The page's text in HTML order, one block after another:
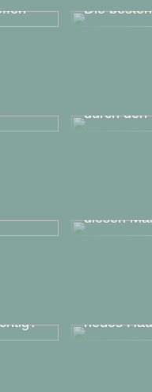
Die
durch den
diesen
neues